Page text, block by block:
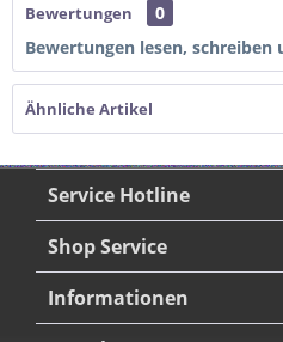
Bewertungen
0
Bewertungen lesen, schreiben
Ähnliche Artikel
Service Hotline
Shop Service
Informationen